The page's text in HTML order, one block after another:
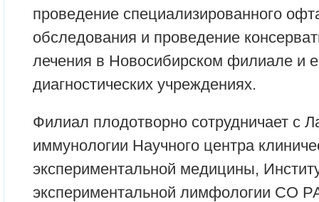
проведение специализированного
обследования и проведение
лечения в Новосибирском филиале и
диагностических учреждениях.
Филиал плодотворно сотрудничает с
иммунологии Научного центра
экспериментальной медицины,
экспериментальной лимфологии СО